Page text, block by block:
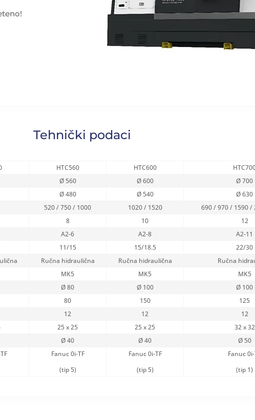
Tehnički podaci
HTC560 HTC600
Ø 560 Ø 600 Ø 700
Ø 480 Ø 540 Ø 630
520 / 750 / 1000 1020 / 1520 690 / 970 / 1590 /
8 10 12
A2-6 A2-8 A2-11
11/15 15/18.5 22/30
Ručna hidraulična Ručna hidraulična Ručna
MK5 MK5 MK5
Ø 80 Ø 100 Ø 100
80 150 125
12 12 12
25 x 25 25 x 25 32 x 32
Ø 40 Ø 40 Ø 50
Fanuc 0i-TF
(tip 5)
Fanuc 0i-TF
(tip 5)
Fanuc
(tip 1)